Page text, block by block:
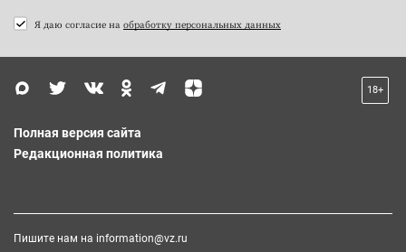
Я даю согласие на обработку персональных данных
18+
Полная версия сайта
Редакционная политика
Пишите нам на information@vz.ru